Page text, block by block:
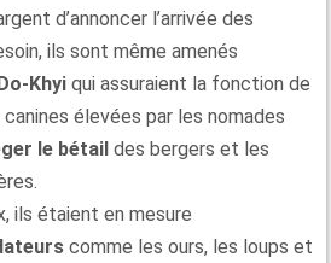
d’annoncer l’arrivée des
ils sont même amenés
Khyi qui assuraient la fonction de
élevées par les nomades
le bétail des bergers et les
ils étaient en mesure
comme les ours, les loups et